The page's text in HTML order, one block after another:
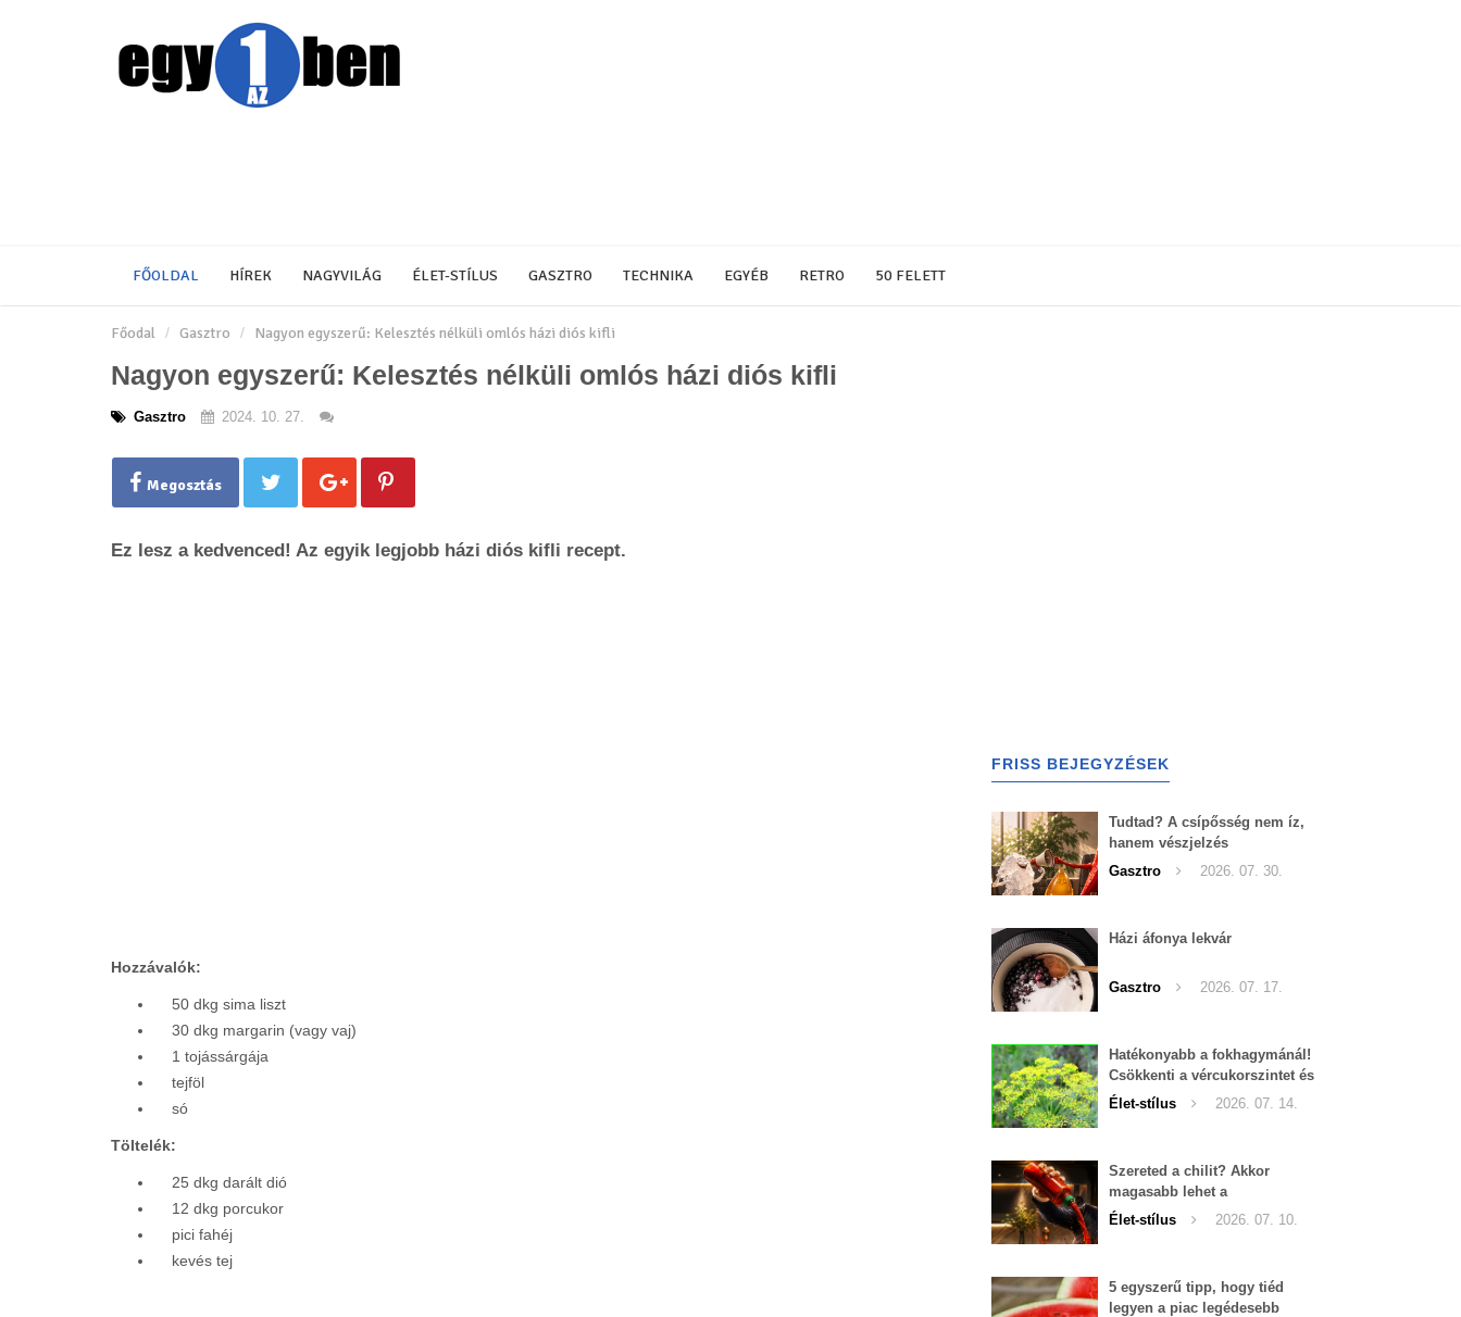
FŐOLDAL HÍREK NAGYVILÁG ÉLET-STÍLUS GASZTRO TECHNIKA EGYÉB RETRO 50 FELETT
Főodal Gasztro Nagyon egyszerű: Kelesztés nélküli omlós házi diós kifli
Nagyon egyszerű: Kelesztés nélküli omlós házi diós kifli
Gasztro 2024. 10. 27.
Megosztás
Ez lesz a kedvenced! Az egyik legjobb házi diós kifli recept.
Hozzávalók:
50 dkg sima liszt
30 dkg margarin (vagy vaj)
1 tojássárgája
tejföl
só
Töltelék:
25 dkg darált dió
12 dkg porcukor
pici fahéj
kevés tej
FRISS BEJEGYZÉSEK
Tudtad? A csípősség nem íz,
hanem vészjelzés
Gasztro
2026. 07. 30.
Házi áfonya lekvár
Gasztro 2026. 07. 17.
Hatékonyabb a fokhagymánál!
Csökkenti a vércukorszintet és
a magas vérnyomást is!
Élet-stílus 2026. 07. 14.
Szereted a chilit? Akkor
magasabb lehet a
tesztoszteron-szinted
Élet-stílus 2026. 07. 10.
5 egyszerű tipp, hogy tiéd
legyen a piac legédesebb